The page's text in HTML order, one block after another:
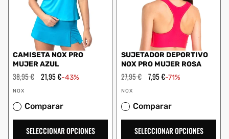
CAMISETA NOX PRO
MUJER AZUL
Precio
habitual
38,95 € Precio
de
21,95 €-43%
Proveedor:
NOX
Comparar
SELECCIONAR OPCIONES
SUJETADOR DEPORTIVO
NOX PRO MUJER ROSA
Precio
habitual
27,95 € Precio
de
7,95 €-71%
Proveedor:
NOX
Comparar
SELECCIONAR OPCIONES